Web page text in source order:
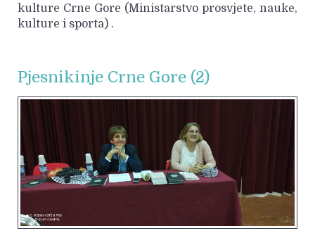
kulture Crne Gore (Ministarstvo prosvjete, nauke,
kulture i sporta) .
Pjesnikinje Crne Gore (2)